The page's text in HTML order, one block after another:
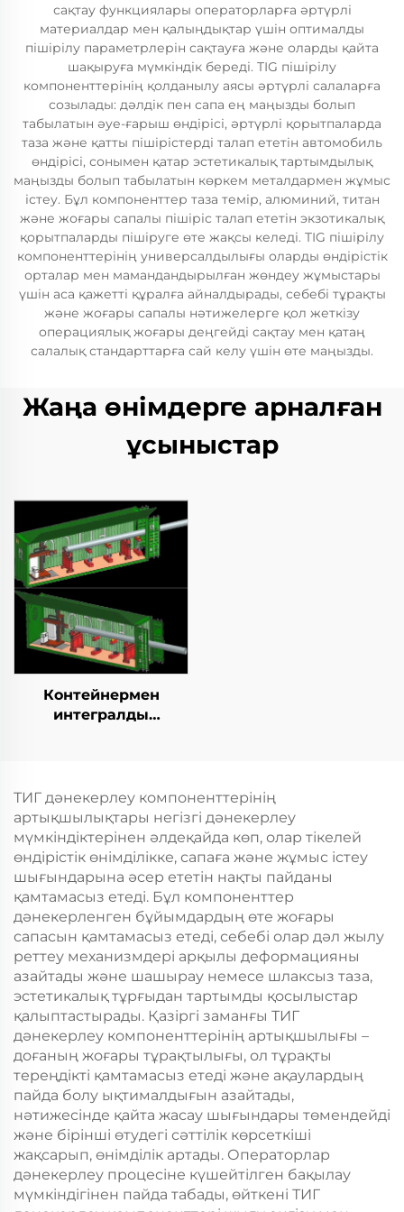
сақтау функциялары операторларға әртүрлі
материалдар мен қалыңдықтар үшін оптималды
пішірілу параметрлерін сақтауға және оларды қайта
шақыруға мүмкіндік береді. TIG пішірілу
компоненттерінің қолданылу аясы әртүрлі салаларға
созылады: дәлдік пен сапа ең маңызды болып
табылатын әуе-ғарыш өндірісі, әртүрлі қорытпаларда
таза және қатты пішірістерді талап ететін автомобиль
өндірісі, сонымен қатар эстетикалық тартымдылық
маңызды болып табылатын көркем металдармен жұмыс
істеу. Бұл компоненттер таза темір, алюминий, титан
және жоғары сапалы пішіріс талап ететін экзотикалық
қорытпаларды пішіруге өте жақсы келеді. TIG пішірілу
компоненттерінің универсалдылығы оларды өндірістік
орталар мен мамандандырылған жөндеу жұмыстары
үшін аса қажетті құралға айналдырады, себебі тұрақты
және жоғары сапалы нәтижелерге қол жеткізу
операциялық жоғары деңгейді сақтау мен қатаң
салалық стандарттарға сай келу үшін өте маңызды.
Жаңа өнімдерге арналған
ұсыныстар
Контейнермен
интегралды
ТИГ дәнекерлеу компоненттерінің
артықшылықтары негізгі дәнекерлеу
мүмкіндіктерінен әлдеқайда көп, олар тікелей
өндірістік өнімділікке, сапаға және жұмыс істеу
шығындарына әсер ететін нақты пайданы
қамтамасыз етеді. Бұл компоненттер
дәнекерленген бұйымдардың өте жоғары
сапасын қамтамасыз етеді, себебі олар дәл жылу
реттеу механизмдері арқылы деформацияны
азайтады және шашырау немесе шлаксыз таза,
эстетикалық тұрғыдан тартымды қосылыстар
қалыптастырады. Қазіргі заманғы ТИГ
дәнекерлеу компоненттерінің артықшылығы –
доғаның жоғары тұрақтылығы, ол тұрақты
тереңдікті қамтамасыз етеді және ақаулардың
пайда болу ықтималдығын азайтады,
нәтижесінде қайта жасау шығындары төмендейді
және бірінші өтудегі сәттілік көрсеткіші
жақсарып, өнімділік артады. Операторлар
дәнекерлеу процесіне күшейтілген бақылау
мүмкіндігінен пайда табады, өйткені ТИГ